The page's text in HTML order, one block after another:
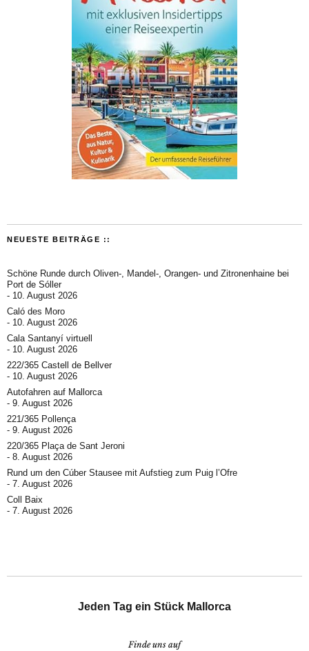
NEUESTE BEITRÄGE ::
Schöne Runde durch Oliven-, Mandel-, Orangen- und Zitronenhaine bei
Port de Sóller
10. August 2026
Caló des Moro
10. August 2026
Cala Santanyí virtuell
10. August 2026
222/365 Castell de Bellver
10. August 2026
Autofahren auf Mallorca
9. August 2026
221/365 Pollença
9. August 2026
220/365 Plaça de Sant Jeroni
8. August 2026
Rund um den Cúber Stausee mit Aufstieg zum Puig l’Ofre
7. August 2026
Coll Baix
7. August 2026
Jeden Tag ein Stück Mallorca
Finde uns auf